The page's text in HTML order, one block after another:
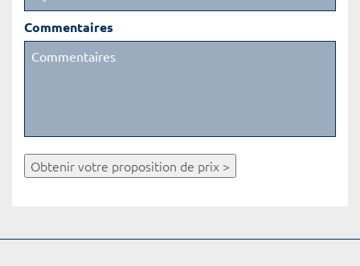
Commentaires
Obtenir votre proposition de prix >